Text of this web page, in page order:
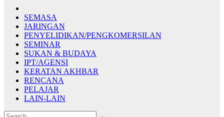
SEMASA
JARINGAN
PENYELIDIKAN/PENGKOMERSILAN
SEMINAR
SUKAN & BUDAYA
IPT/AGENSI
KERATAN AKHBAR
RENCANA
PELAJAR
LAIN-LAIN